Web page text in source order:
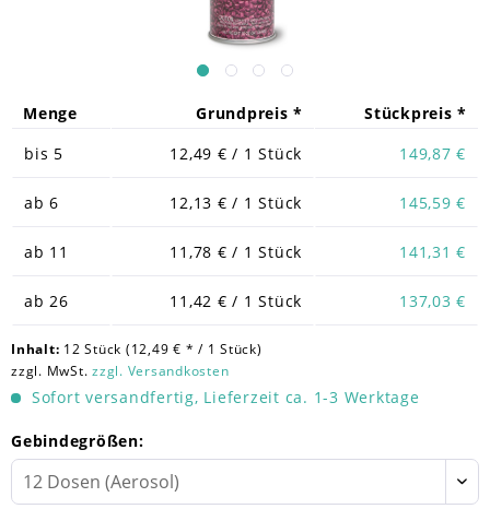
Menge Grundpreis *
Stückpreis *
bis 5 12,49 € / 1 Stück 149,87 €
ab6 12,13 € / 1 Stück 145,59 €
ab 11 11,78 € / 1 Stück 141,31 €
ab26 11,42 € / 1 Stück 137,03 €
Inhalt: 12 Stück (12,49 € * / 1 Stück)
zzgl. MwSt. zzgl. Versandkosten
Sofort versandfertig, Lieferzeit ca. 1-3 Werktage
Gebindegrößen: